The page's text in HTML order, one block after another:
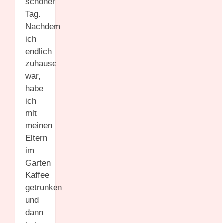
schöner
Tag.
Nachdem
ich
endlich
zuhause
war,
habe
ich
mit
meinen
Eltern
im
Garten
Kaffee
getrunken
und
dann